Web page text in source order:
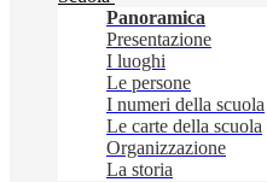
Panoramica
Presentazione
I luoghi
Le persone
I numeri della scuola
Le carte della scuola
Organizzazione
La storia